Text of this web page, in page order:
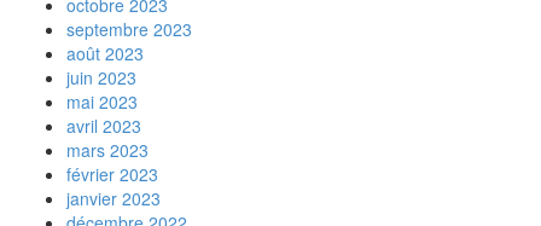
octobre 2023
septembre 2023
août 2023
juin 2023
mai 2023
avril 2023
mars 2023
février 2023
janvier 2023